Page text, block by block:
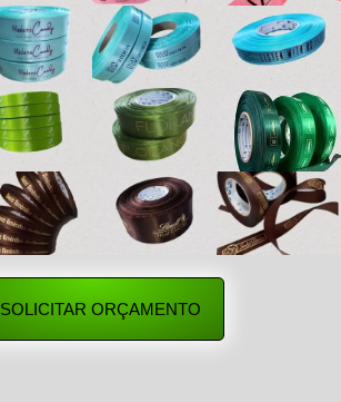
SOLICITAR ORÇAMENTO